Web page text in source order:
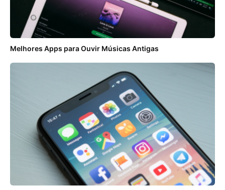
Melhores Apps para Ouvir Músicas Antigas